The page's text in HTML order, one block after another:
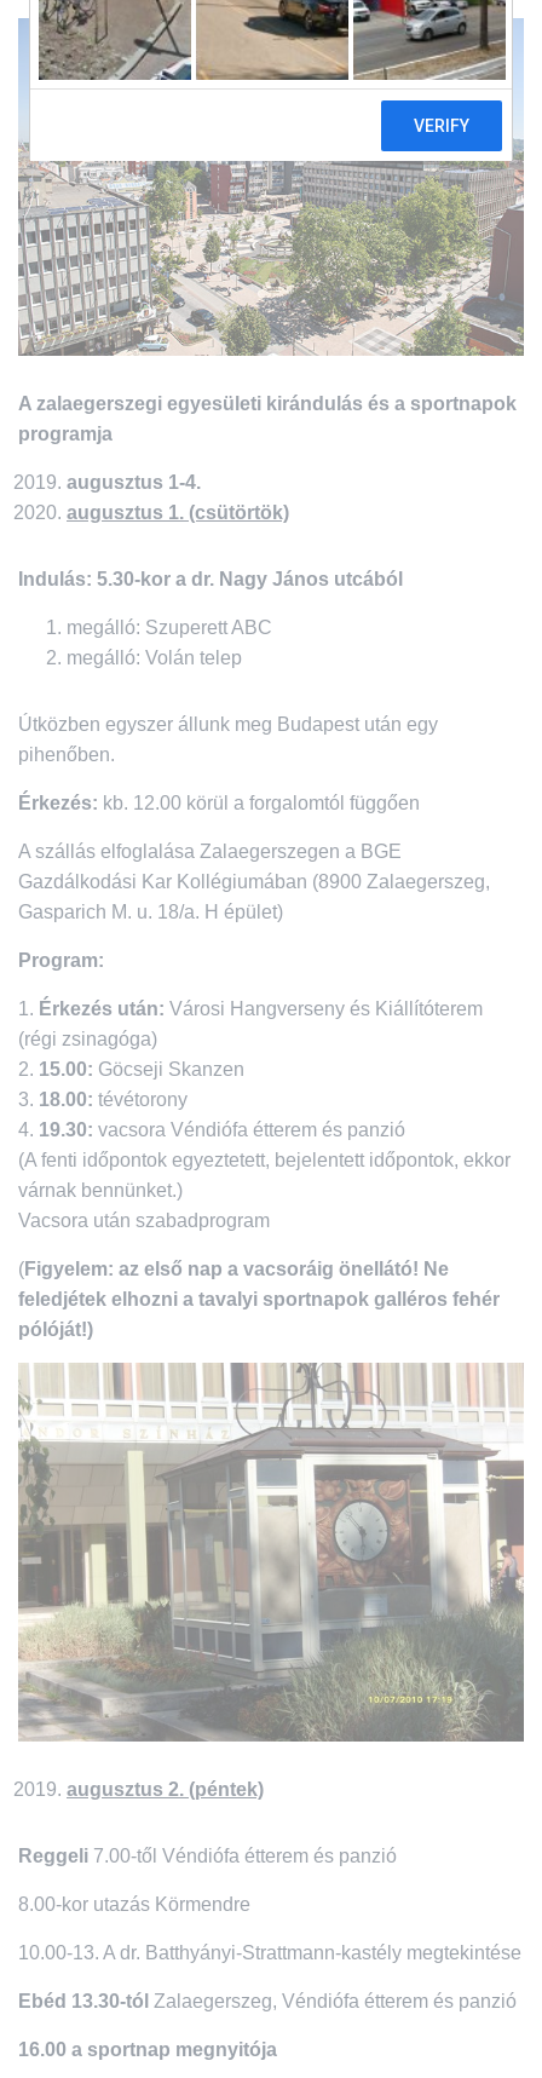
S
A
A zalaegerszegi egyesületi kirándulás és a sportnapok
programja
augusztus 1-4.
augusztus 1. (csütörtök)
Indulás: 5.30-kor a dr. Nagy János utcából
megálló: Szuperett ABC
megálló: Volán telep
Útközben egyszer állunk meg Budapest után egy
pihenőben.
Érkezés: kb. 12.00 körül a forgalomtól függően
A szállás elfoglalása Zalaegerszegen a BGE
Gazdálkodási Kar Kollégiumában (8900 Zalaegerszeg,
Gasparich M. u. 18/a. H épület)
Program:
1. Érkezés után: Városi Hangverseny és Kiállítóterem
(régi zsinagóga)
2. 15.00: Göcseji Skanzen
3. 18.00: tévétorony
4. 19.30: vacsora Véndiófa étterem és panzió
(A fenti időpontok egyeztetett, bejelentett időpontok, ekkor
várnak bennünket.)
Vacsora után szabadprogram
(Figyelem: az első nap a vacsoráig önellátó! Ne
feledjétek elhozni a tavalyi sportnapok galléros fehér
pólóját!)
augusztus 2. (péntek)
Reggeli 7.00-től Véndiófa étterem és panzió
8.00-kor utazás Körmendre
10.00-13. A dr. Batthyányi-Strattmann-kastély megtekintése
Ebéd 13.30-tól Zalaegerszeg, Véndiófa étterem és panzió
16.00 a sportnap megnyitója